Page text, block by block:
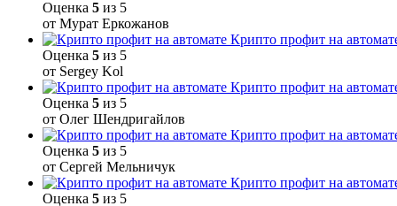
Оценка 5 из 5
от Мурат Еркожанов
Крипто профит на
Оценка 5 из 5
от Sergey Kol
Крипто профит на
Оценка 5 из 5
от Олег Шендригайлов
Крипто профит на
Оценка 5 из 5
от Сергей Мельничук
Крипто профит на
Оценка 5 из 5